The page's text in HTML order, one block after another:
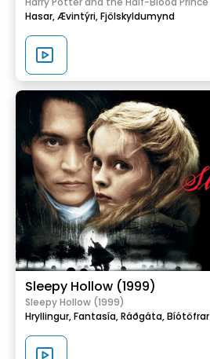
Hasar,Ævintýri,Fjölskyldumynd
Sleepy Hollow (1999)
Sleepy Hollow (1999)
Hryllingur,Fantasía,Ráðgáta,Bíótöfrar